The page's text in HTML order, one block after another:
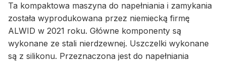
Ta kompaktowa maszyna do napełniania i zamykania
została wyprodukowana przez niemiecką firmę
ALWID w 2021 roku. Główne komponenty są
wykonane ze stali nierdzewnej. Uszczelki wykonane
są z silikonu. Przeznaczona jest do napełniania